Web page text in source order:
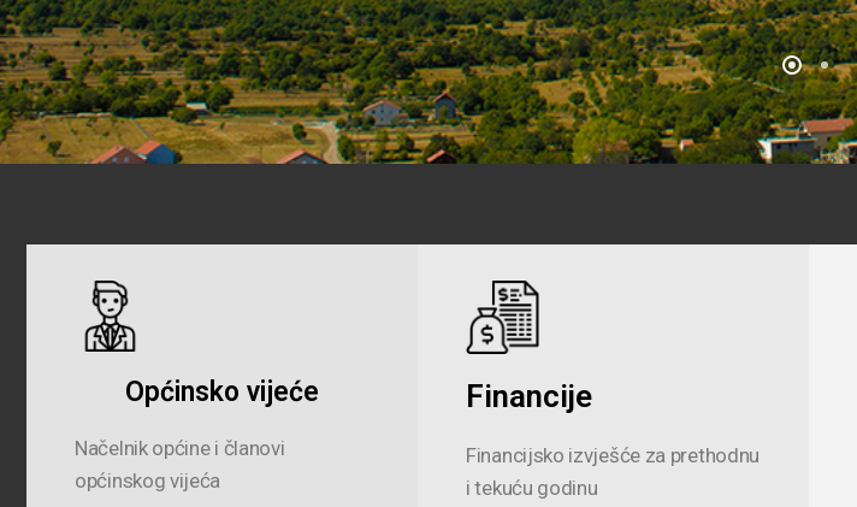
Općinsko vijeće
Načelnik općine i članovi
općinskog vijeća
Financije
Financijsko izvješće za prethodnu
i tekuću godinu